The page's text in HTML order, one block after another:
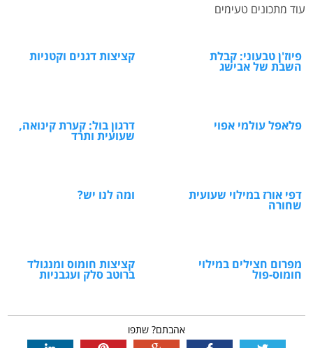
עוד מתכונים טעימים
פיוז'ן טבעוני: קבלת
השבת של אבישג
קציצות דגנים וקטניות
פלאפל עולמי אפוי דרגון בול: קערת קינואה,
שעועית ותרד
דפי אורז במילוי שעועית
שחורה
ומה לנו יש?
מפרום חצילים במילוי
חומוס-פול
קציצות חומוס ומנגולד
ברוטב סלק ועגבניות
אהבתם? שתפו